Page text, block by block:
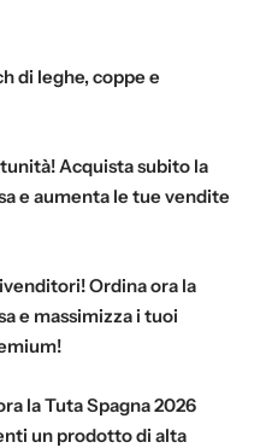
di leghe, coppe e
Acquista subito la
e aumenta le tue vendite
Ordina ora la
e massimizza i tuoi
la Tuta Spagna 2026
un prodotto di alta